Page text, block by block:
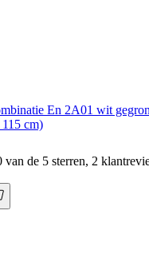
En 2A01 wit
cm)
van de 5 sterren, 2